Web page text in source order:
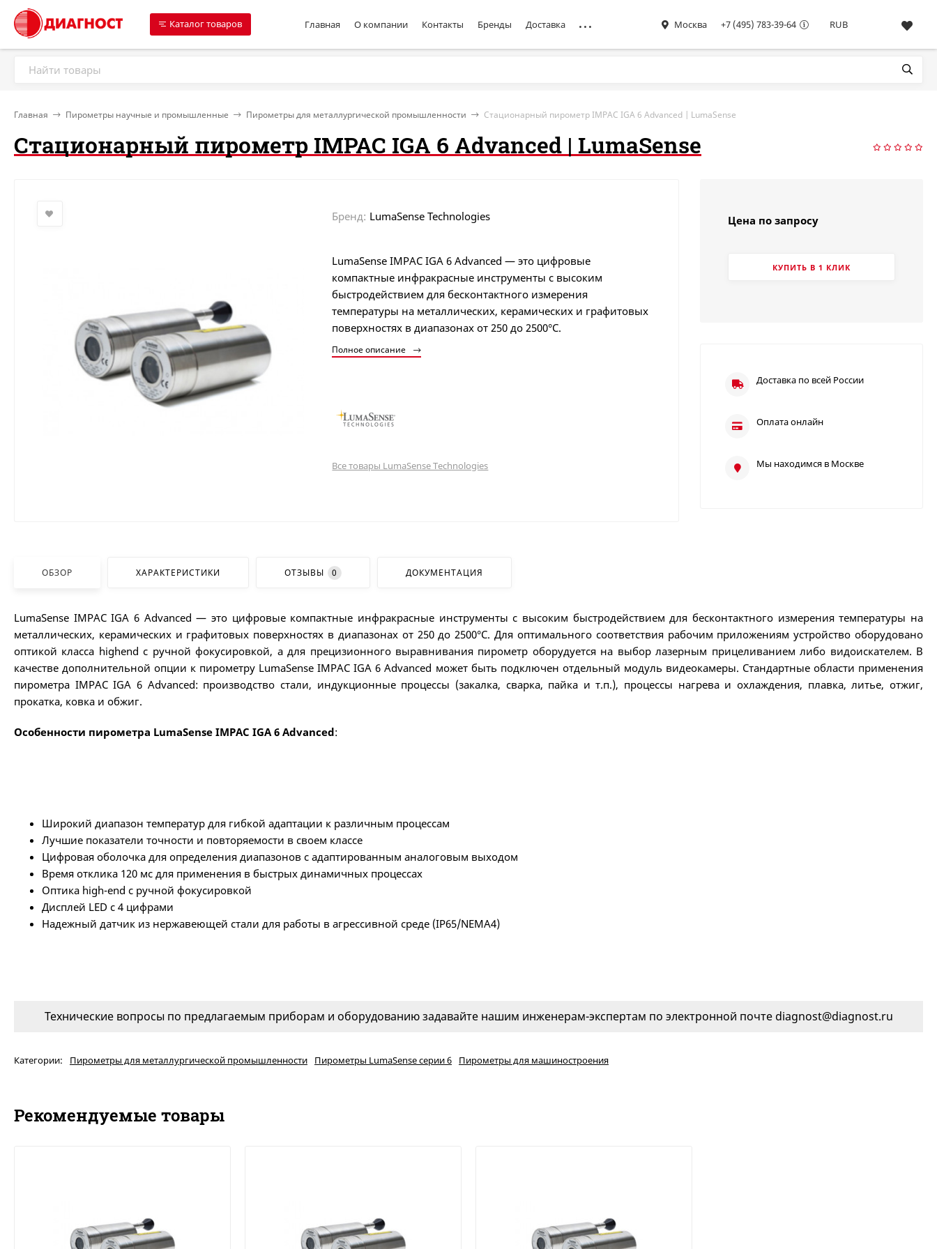
Каталог товаров Главная О компании Контакты Бренды Доставка Москва +7 (495) 783-39-64 RUB
Главная Пирометры научные и промышленные Пирометры для металлургической промышленности Стационарный пирометр IMPAC IGA 6 Advanced | LumaSense
Стационарный пирометр IMPAC IGA 6 Advanced | LumaSense
Бренд: LumaSense Technologies
LumaSense IMPAC IGA 6 Advanced — это цифровые
компактные инфракрасные инструменты с высоким
быстродействием для бесконтактного измерения
температуры на металлических, керамических и графитовых
поверхностях в диапазонах от 250 до 2500°C.
Полное описание
Все товары LumaSense Technologies
Цена по запросу
КУПИТЬ В 1 КЛИК
Доставка по всей России
Оплата онлайн
Мы находимся в Москве
ОБЗОР ХАРАКТЕРИСТИКИ ОТЗЫВЫ 0 ДОКУМЕНТАЦИЯ
LumaSense IMPAC IGA 6 Advanced — это цифровые компактные инфракрасные инструменты с высоким быстродействием для бесконтактного измерения температуры на
металлических, керамических и графитовых поверхностях в диапазонах от 250 до 2500°C. Для оптимального соответствия рабочим приложениям устройство оборудовано
оптикой класса highend с ручной фокусировкой, а для прецизионного выравнивания пирометр оборудуется на выбор лазерным прицеливанием либо видоискателем. В
качестве дополнительной опции к пирометру LumaSense IMPAC IGA 6 Advanced может быть подключен отдельный модуль видеокамеры. Стандартные области применения
пирометра IMPAC IGA 6 Advanced: производство стали, индукционные процессы (закалка, сварка, пайка и т.п.), процессы нагрева и охлаждения, плавка, литье, отжиг,
прокатка, ковка и обжиг.
Особенности пирометра LumaSense IMPAC IGA 6 Advanced:
Широкий диапазон температур для гибкой адаптации к различным процессам
Лучшие показатели точности и повторяемости в своем классе
Цифровая оболочка для определения диапазонов с адаптированным аналоговым выходом
Время отклика 120 мс для применения в быстрых динамичных процессах
Оптика high-end с ручной фокусировкой
Дисплей LED с 4 цифрами
Надежный датчик из нержавеющей стали для работы в агрессивной среде (IP65/NEMA4)
Технические вопросы по предлагаемым приборам и оборудованию задавайте нашим инженерам-экспертам по электронной почте diagnost@diagnost.ru
Категории: Пирометры для металлургической промышленности Пирометры LumaSense серии 6 Пирометры для машиностроения
Рекомендуемые товары